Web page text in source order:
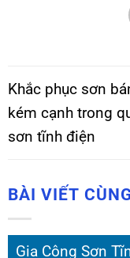
BÀI VIẾT
Gia Công Sơn
Khắc phục sơn
kém cạnh trong
sơn tĩnh điện